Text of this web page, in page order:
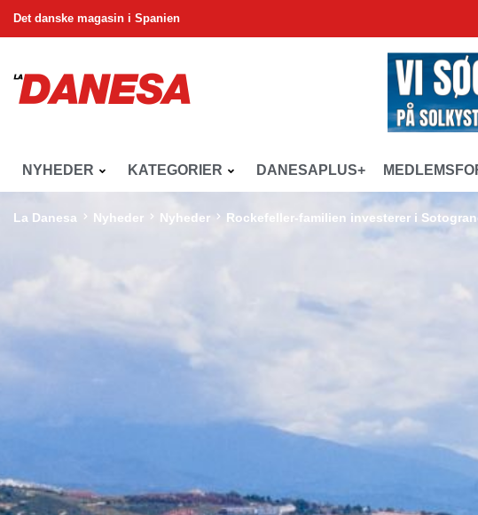
Det danske magasin i Spanien
NYHEDER KATEGORIER DANESAPLUS+
La Danesa Nyheder Nyheder Rockefeller-familien investerer i